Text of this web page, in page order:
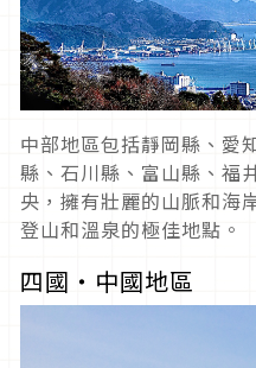
中部地區包括靜岡縣、愛
縣、石川縣、富山縣、福
央，擁有壯麗的山脈和海
登山和溫泉的極佳地點。
四國‧中國地區